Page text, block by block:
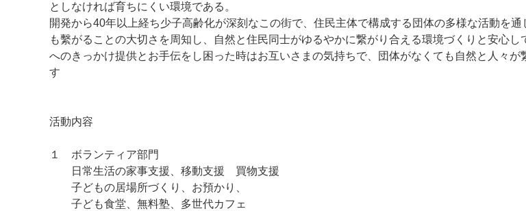
としなければ育ちにくい環境である。
開発から40年以上経ち少子高齢化が深刻なこの街で、住民主体で構成する団体の多様な活動を
も繫がることの大切さを周知し、自然と住民同士がゆるやかに繋がり合える環境づくりと安心し
へのきっかけ提供とお手伝をし困った時はお互いさまの気持ちで、団体がなくても自然と人々が
す
活動内容
１ ボランティア部門
日常生活の家事支援、移動支援 買物支援
子どもの居場所づくり、お預かり、
子ども食堂、無料塾、多世代カフェ
マイメディア検索